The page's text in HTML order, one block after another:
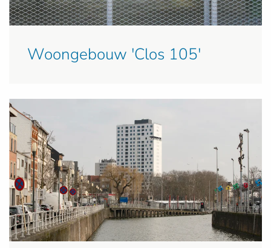
Woongebouw 'Clos 105'